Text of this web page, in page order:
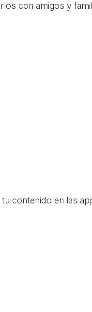
con amigos y
contenido en las